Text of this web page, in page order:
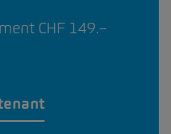
CHF 149.–